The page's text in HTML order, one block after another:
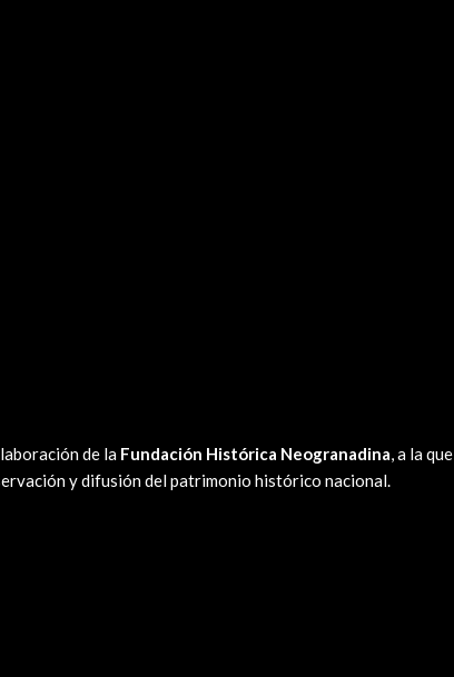
de la Fundación Histórica Neogranadina, a la que
y difusión del patrimonio histórico nacional.